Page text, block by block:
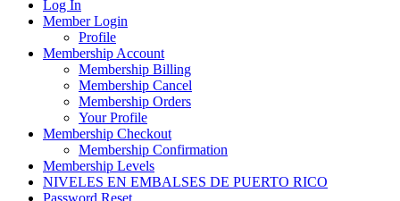
Log In
Member Login
Profile
Membership Account
Membership Billing
Membership Cancel
Membership Orders
Your Profile
Membership Checkout
Membership Confirmation
Membership Levels
NIVELES EN EMBALSES DE PUERTO RICO